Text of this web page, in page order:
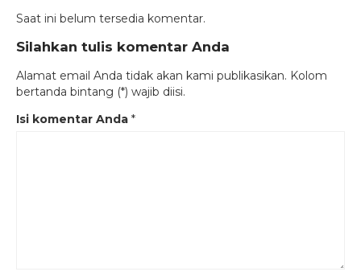
Saat ini belum tersedia komentar.
Silahkan tulis komentar Anda
Alamat email Anda tidak akan kami publikasikan. Kolom
bertanda bintang (*) wajib diisi.
Isi komentar Anda *